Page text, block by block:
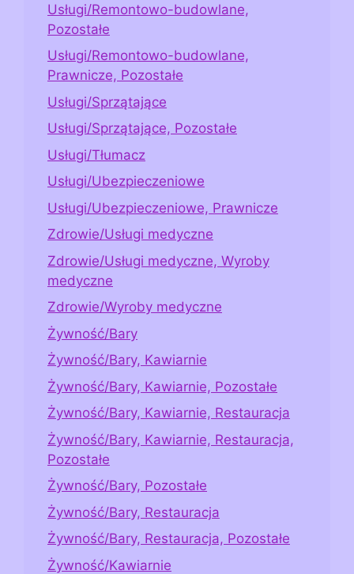
Usługi/Remontowo-budowlane,
Pozostałe
Usługi/Remontowo-budowlane,
Prawnicze, Pozostałe
Usługi/Sprzątające
Usługi/Sprzątające, Pozostałe
Usługi/Tłumacz
Usługi/Ubezpieczeniowe
Usługi/Ubezpieczeniowe, Prawnicze
Zdrowie/Usługi medyczne
Zdrowie/Usługi medyczne, Wyroby
medyczne
Zdrowie/Wyroby medyczne
Żywność/Bary
Żywność/Bary, Kawiarnie
Żywność/Bary, Kawiarnie, Pozostałe
Żywność/Bary, Kawiarnie, Restauracja
Żywność/Bary, Kawiarnie, Restauracja,
Pozostałe
Żywność/Bary, Pozostałe
Żywność/Bary, Restauracja
Żywność/Bary, Restauracja, Pozostałe
Żywność/Kawiarnie